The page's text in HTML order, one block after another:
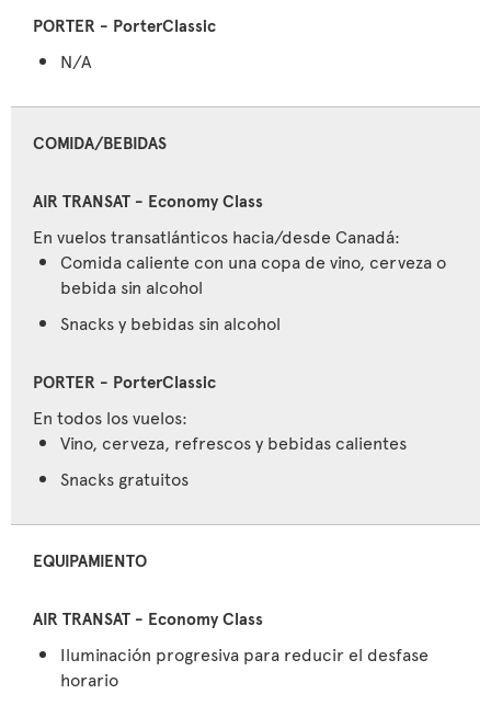
N/A
COMIDA/BEBIDAS
En vuelos transatlánticos hacia/desde Canadá:
Comida caliente con una copa de vino, cerveza o
bebida sin alcohol
Snacks y bebidas sin alcohol
En todos los vuelos:
Vino, cerveza, refrescos y bebidas calientes
Snacks gratuitos
EQUIPAMIENTO
Iluminación progresiva para reducir el desfase
horario